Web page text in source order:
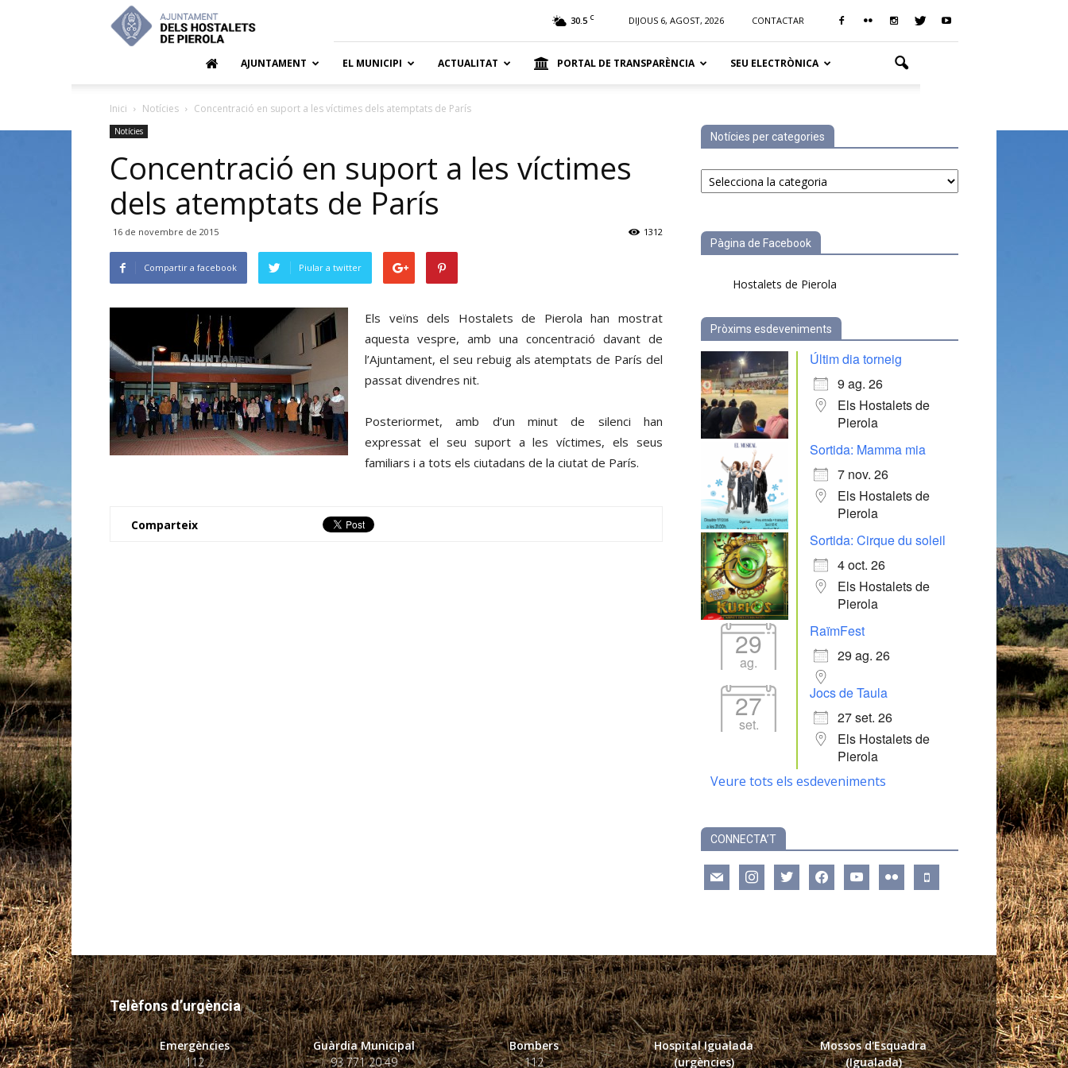
Hostalets
de
30.5 C DIJOUS 6, AGOST, 2026 CONTACTAR
AJUNTAMENT EL MUNICIPI ACTUALITAT PORTAL DE TRANSPARÈNCIA SEU ELECTRÒNICA
Inici Notícies Concentració en suport a les víctimes dels atemptats de París
Notícies
Concentració en suport a les víctimes
dels atemptats de París
16 de novembre de 2015 1312
Compartir a facebook Piular a twitter
Els veïns dels Hostalets de Pierola han mostrat
aquesta vespre, amb una concentració davant de
l’Ajuntament, el seu rebuig als atemptats de París del
passat divendres nit.
Posteriormet, amb d’un minut de silenci han
expressat el seu suport a les víctimes, els seus
familiars i a tots els ciutadans de la ciutat de París.
Comparteix
Notícies per categories
Notícies
per
Pàgina de Facebook
Hostalets de Pierola
Pròxims esdeveniments
Últim dia torneig
9 ag. 26
Els Hostalets de
Pierola
Sortida: Mamma mia
7 nov. 26
Els Hostalets de
Pierola
Sortida: Cirque du soleil
4 oct. 26
Els Hostalets de
Pierola
29
ag.
RaïmFest
29 ag. 26
27
set.
Jocs de Taula
27 set. 26
Els Hostalets de
Pierola
Veure tots els esdeveniments
CONNECTA’T
mail instagramtwitter facebookyoutube flickr mobile
Telèfons d’urgència
Emergències
112
Guàrdia Municipal
93 771 20 49
Bombers
112
Hospital Igualada
(urgències)
Mossos d'Esquadra
(Igualada)